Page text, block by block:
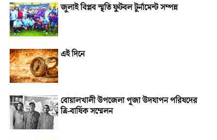
জুলাই বিপ্লব স্মৃতি ফুটবল টুর্নামেন্ট সম্পন্ন
এই দিনে
বোয়ালখালী উপজেলা পূজা উদযাপন পরিষদের
ত্রি-বার্ষিক সম্মেলন